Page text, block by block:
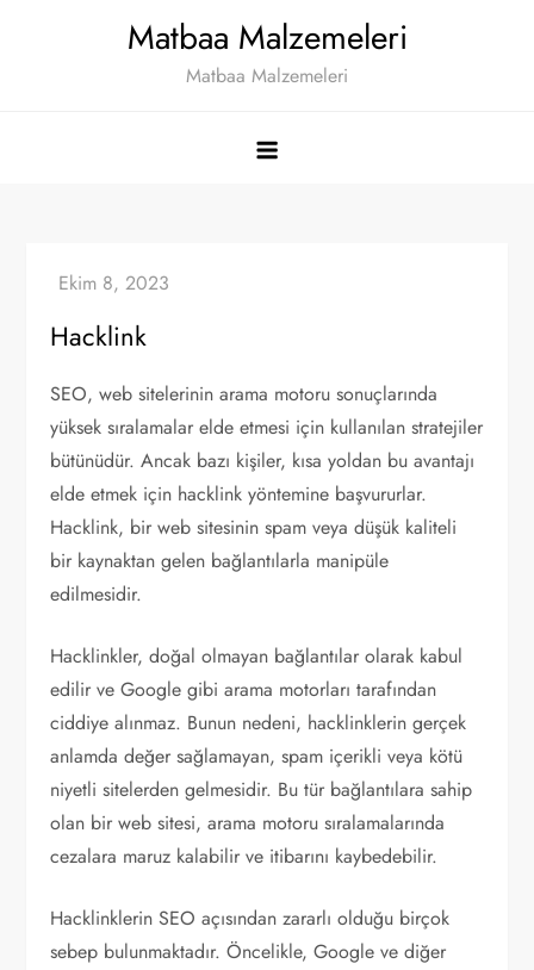
Matbaa Malzemeleri
Matbaa Malzemeleri
Hacklink
SEO, web sitelerinin arama motoru sonuçlarında
yüksek sıralamalar elde etmesi için kullanılan stratejiler
bütünüdür. Ancak bazı kişiler, kısa yoldan bu avantajı
elde etmek için hacklink yöntemine başvururlar.
Hacklink, bir web sitesinin spam veya düşük kaliteli
bir kaynaktan gelen bağlantılarla manipüle
edilmesidir.
Hacklinkler, doğal olmayan bağlantılar olarak kabul
edilir ve Google gibi arama motorları tarafından
ciddiye alınmaz. Bunun nedeni, hacklinklerin gerçek
anlamda değer sağlamayan, spam içerikli veya kötü
niyetli sitelerden gelmesidir. Bu tür bağlantılara sahip
olan bir web sitesi, arama motoru sıralamalarında
cezalara maruz kalabilir ve itibarını kaybedebilir.
Hacklinklerin SEO açısından zararlı olduğu birçok
sebep bulunmaktadır. Öncelikle, Google ve diğer